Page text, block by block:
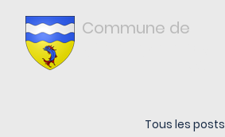
Commune de
Tous les posts